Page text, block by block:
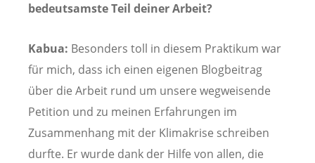
bedeutsamste Teil deiner Arbeit?
Kabua: Besonders toll in diesem Praktikum war
für mich, dass ich einen eigenen Blogbeitrag
über die Arbeit rund um unsere wegweisende
Petition und zu meinen Erfahrungen im
Zusammenhang mit der Klimakrise schreiben
durfte. Er wurde dank der Hilfe von allen, die